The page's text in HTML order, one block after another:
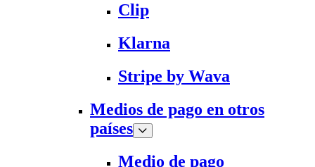
Clip
Klarna
Stripe by Wava
Medios de pago en otros
países
Medio de pago